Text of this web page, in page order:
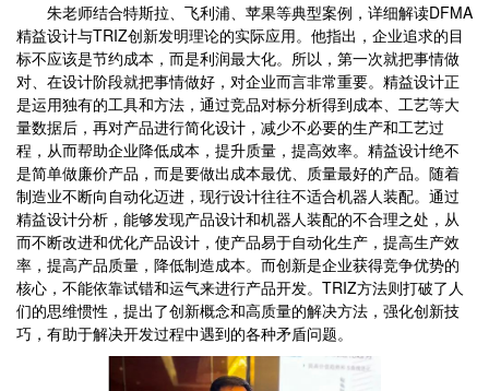
朱老师结合特斯拉、飞利浦、苹果等典型案例，详细解读DFMA
精益设计与TRIZ创新发明理论的实际应用。他指出，企业追求的目
标不应该是节约成本，而是利润最大化。所以，第一次就把事情做
对、在设计阶段就把事情做好，对企业而言非常重要。精益设计正
是运用独有的工具和方法，通过竞品对标分析得到成本、工艺等大
量数据后，再对产品进行简化设计，减少不必要的生产和工艺过
程，从而帮助企业降低成本，提升质量，提高效率。精益设计绝不
是简单做廉价产品，而是要做出成本最优、质量最好的产品。随着
制造业不断向自动化迈进，现行设计往往不适合机器人装配。通过
精益设计分析，能够发现产品设计和机器人装配的不合理之处，从
而不断改进和优化产品设计，使产品易于自动化生产，提高生产效
率，提高产品质量，降低制造成本。而创新是企业获得竞争优势的
核心，不能依靠试错和运气来进行产品开发。TRIZ方法则打破了人
们的思维惯性，提出了创新概念和高质量的解决方法，强化创新技
巧，有助于解决开发过程中遇到的各种矛盾问题。